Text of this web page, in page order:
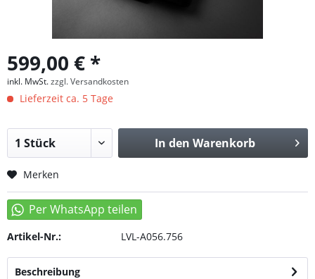
599,00 € *
inkl. MwSt.zzgl. Versandkosten
Lieferzeit ca. 5 Tage
In den Warenkorb
Merken
Artikel-Nr.: LVL-A056.756
Beschreibung